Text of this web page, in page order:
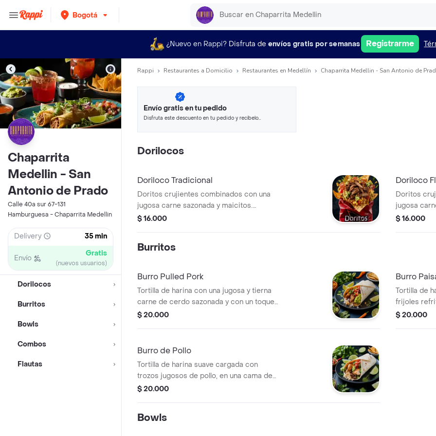
Bogotá
¿Nuevo en Rappi? Disfruta de envíos gratis por semanas Registrarme
Chaparrita
Medellin - San
Antonio de Prado
Calle 40a sur 67-131
Hamburguesa - Chaparrita Medellin
Delivery 35 min
Envío Gratis
(nuevos usuarios)
Dorilocos
Burritos
Bowls
Combos
Flautas
Rappi Restaurantes a Domicilio Restaurantes en Medellín Chaparrita Medellin - San Antonio de
Envío gratis en tu pedido
Disfruta este descuento en tu pedido y recíbelo
Dorilocos
Doriloco Tradicional
Doritos crujientes combinados con una
jugosa carne sazonada y maicitos.
bañados en queso derretido, guacamole
$ 16.000
Doriloco
Doritos
jugosa
bañados
$ 16.000
Burritos
Burro Pulled Pork
Tortilla de harina con una jugosa y tierna
carne de cerdo sazonada y con un toque
ahumado en una base de arroz blanco,
el pico de gallo añaden frescura y sabor
$ 20.000
Burro
Tortilla de
frijoles
$ 20.000
Burro de Pollo
Tortilla de harina suave cargada con
trozos jugosos de pollo, en una cama de
arroz, frijol refrito, acompañados con
$ 20.000
Bowls